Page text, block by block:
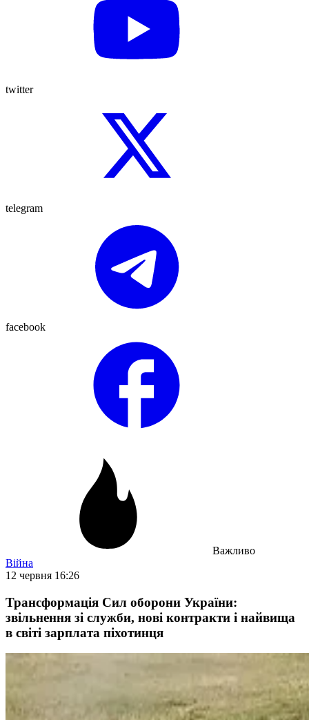
twitter
telegram
facebook
Важливо
Війна
12 червня 16:26
Трансформація Сил оборони України:
звільнення зі служби, нові контракти і найвища
в світі зарплата піхотинця